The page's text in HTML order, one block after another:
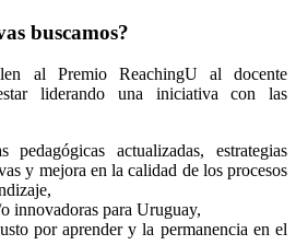
buscamos?
al Premio ReachingU al docente
liderando una iniciativa con las
pedagógicas actualizadas, estrategias
y mejora en la calidad de los procesos
innovadoras para Uruguay,
por aprender y la permanencia en el